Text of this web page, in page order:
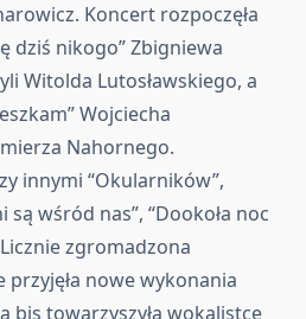
Koncert rozpoczęła
dziś nikogo” Zbigniewa
Witolda Lutosławskiego, a
Wojciecha
Nahornego.
innymi “Okularników”,
są wśród nas”, “Dookoła noc
Licznie zgromadzona
nowe wykonania
bis towarzyszyła wokalistce